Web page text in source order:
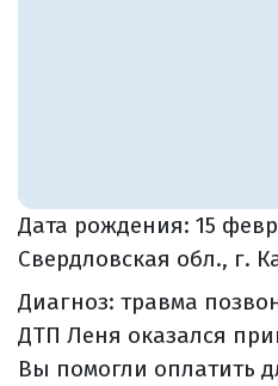
Дата рождения: 15
Свердловская обл., г.
Диагноз: травма
ДТП Леня оказался
Вы помогли оплатить